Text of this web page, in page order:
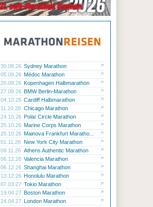
30.08.26 Sydney Marathon
05.09.26 Médoc Marathon
20.09.26 Kopenhagen Halbmarathon
27.09.26 BMW Berlin-Marathon
04.10.26 Cardiff Halbmarathon
11.10.26 Chicago Marathon
24.10.26 Polar Circle Marathon
25.10.26 Marine Corps Marathon
25.10.26 Mainova Frankfurt Maratho...
01.11.26 New York City Marathon
09.11.26 Athens Authentic Marathon
06.12.26 Valencia Marathon
06.12.26 Shanghai Marathon
13.12.26 Honolulu Marathon
07.03.27 Tokio Marathon
19.04.27 Boston Marathon
24.04.27 London Marathon